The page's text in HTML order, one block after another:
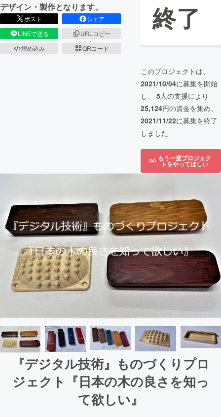
デザイン・製作となります。
ポスト
シェア
LINEで送る
URLコピー
埋め込み
QRコード
終了
このプロジェクトは、
2021/10/04に募集を開始
し、 5人の支援により
25,124円の資金を集め、
2021/11/22に募集を終了
しました
もう一度プロジェク
トをやってほしい
『デジタル技術』ものづくりプロ
ジェクト『日本の木の良さを知っ
て欲しい』